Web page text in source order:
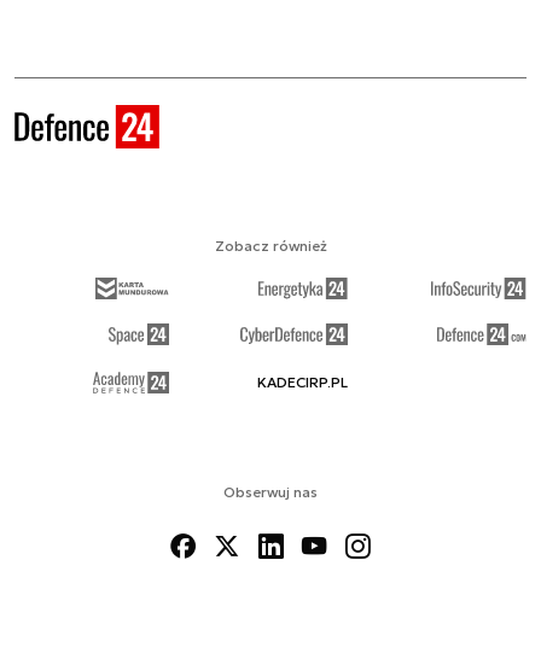
Obserwuj nas
Zobacz również
KADECIRP.PL